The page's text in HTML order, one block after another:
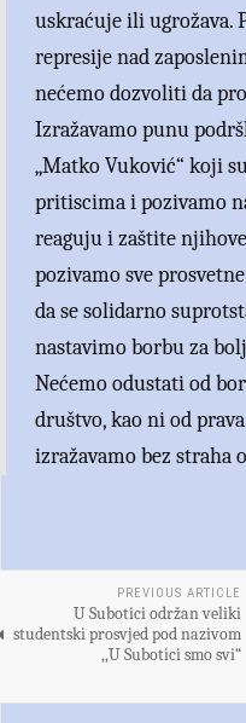
uskraćuje ili ugrožava.
represije nad
nećemo dozvoliti da
Izražavamo punu
„Matko Vuković“ koji
pritiscima i pozivamo
reaguju i zaštite
pozivamo sve
da se solidarno
nastavimo borbu za
Nećemo odustati od
društvo, kao ni od
izražavamo bez straha
PREVIOUS ARTICLE
U Subotici održan veliki
studentski prosvjed pod nazivom
,,U Subotici smo svi“